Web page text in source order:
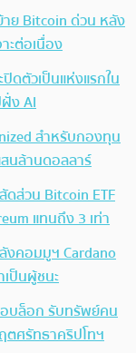
ย Bitcoin ด่วน หลัง
ะต่อเนื่อง
ดตัวเป็นแห่งแรกใน
ง AI
สำหรับกองทุน
นล้านดอลลาร์
ส่วน Bitcoin ETF
แทนถึง 3 เท่า
งคอมมูฯ Cardano
ป็นผู้ชนะ
อบล็อก รับทรัพย์คน
ตศรัทธาคริปโทฯ